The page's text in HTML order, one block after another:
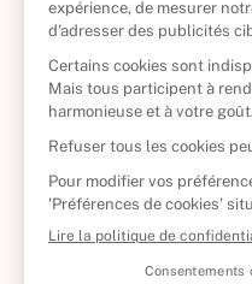
Politique de retour
Reprendre vos livres
Qui sommes-nous ?
CD d'occasion
DVD d'occasion
Livres d’occasion